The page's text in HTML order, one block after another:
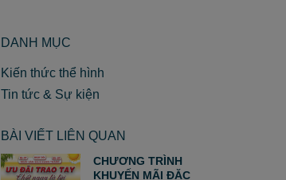
DANH MỤC
Kiến thức thể hình
Tin tức & Sự kiện
BÀI VIẾT LIÊN QUAN
CHƯƠNG TRÌNH
KHUYẾN MÃI ĐẶC